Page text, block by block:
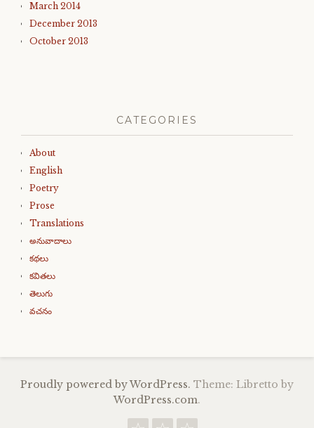
March 2014
December 2013
October 2013
CATEGORIES
About
English
Poetry
Prose
Translations
అనువాదాలు
కథలు
కవితలు
తెలుగు
వచనం
Proudly powered by WordPress. Theme: Libretto by
WordPress.com.